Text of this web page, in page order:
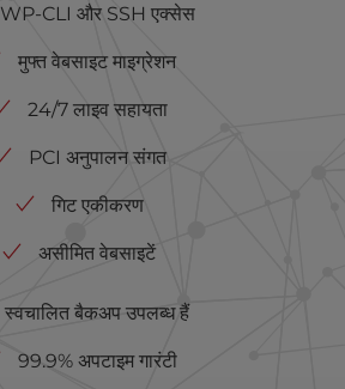
WP-CLI और SSH एक्सेस
मुफ्त वेबसाइट माइग्रेशन
24/7 लाइव सहायता
PCI अनुपालन संगत
गिट एकीकरण
असीमित वेबसाइटें
स्वचालित बैकअप उपलब्ध हैं
99.9% अपटाइम गारंटी